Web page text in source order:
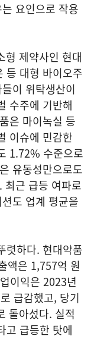
요인으로 작용
형 제약사인 현대
등 대형 바이오주
이 위탁생산이
수주에 기반해
은 마이녹실 등
이슈에 민감한
1.72% 수준으로
유동성만으로도
최근 급등 여파로
도 업계 평균을
렷하다. 현대약품
액은 1,757억 원
이익은 2023년
급감했고, 당기
돌아섰다. 실적
고 급등한 탓에